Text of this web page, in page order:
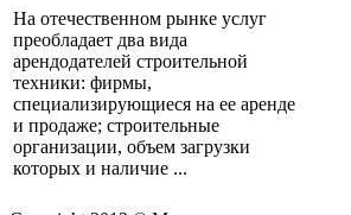
На отечественном рынке услуг
преобладает два вида
арендодателей строительной
техники: фирмы,
специализирующиеся на ее аренде
и продаже; строительные
организации, объем загрузки
которых и наличие ...